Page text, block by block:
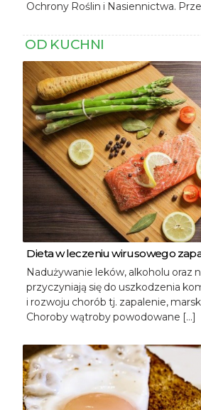
Ochrony Roślin i Nasiennictwa.
OD KUCHNI
Dieta w leczeniu wirusowego
Nadużywanie leków, alkoholu oraz
przyczyniają się do uszkodzenia
i rozwoju chorób tj. zapalenie,
Choroby wątroby powodowane […]